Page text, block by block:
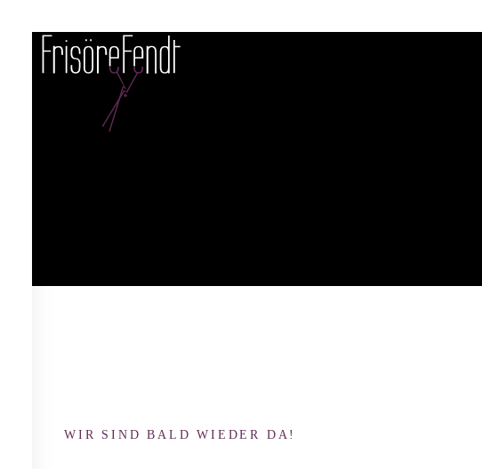
WIR SIND BALD WIEDER DA!